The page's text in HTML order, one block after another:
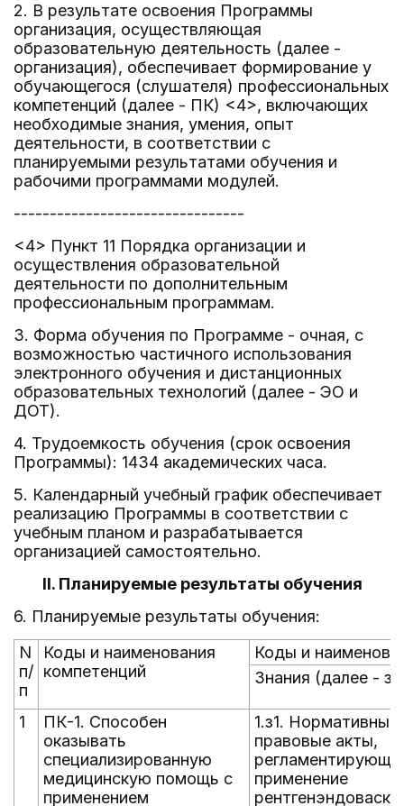
2. В результате освоения Программы
организация, осуществляющая
образовательную деятельность (далее -
организация), обеспечивает формирование у
обучающегося (слушателя) профессиональных
компетенций (далее - ПК) <4>, включающих
необходимые знания, умения, опыт
деятельности, в соответствии с
планируемыми результатами обучения и
рабочими программами модулей.
--------------------------------
<4> Пункт 11 Порядка организации и
осуществления образовательной
деятельности по дополнительным
профессиональным программам.
3. Форма обучения по Программе - очная, с
возможностью частичного использования
электронного обучения и дистанционных
образовательных технологий (далее - ЭО и
ДОТ).
4. Трудоемкость обучения (срок освоения
Программы): 1434 академических часа.
5. Календарный учебный график обеспечивает
реализацию Программы в соответствии с
учебным планом и разрабатывается
организацией самостоятельно.
II. Планируемые результаты обучения
6. Планируемые результаты обучения:
N
п/
п
Коды и наименования
компетенций
Коды и
Знания (далее - з)
1
ПК-1. Способен
оказывать
специализированную
медицинскую помощь с
применением
1.з1. Нормативные
правовые акты,
применение